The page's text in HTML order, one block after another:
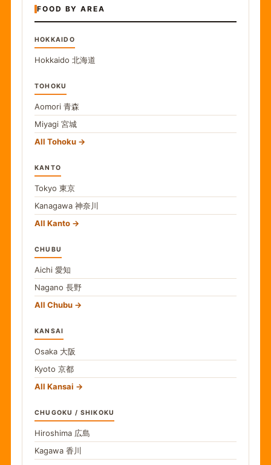
FOOD BY AREA
HOKKAIDO
Hokkaido 北海道
TOHOKU
Aomori 青森
Miyagi 宮城
All Tohoku
KANTO
Tokyo 東京
Kanagawa 神奈川
All Kanto
CHUBU
Aichi 愛知
Nagano 長野
All Chubu
KANSAI
Osaka 大阪
Kyoto 京都
All Kansai
CHUGOKU / SHIKOKU
Hiroshima 広島
Kagawa 香川